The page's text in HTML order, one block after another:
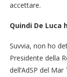
accettare.
Quindi De Luca
Suvvia, non ho
Presidente della
dell’AdSP del